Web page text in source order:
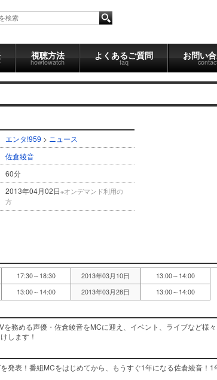
視聴方法
howtowatch
よくあるご質問
faq
お問い
エンタ!959 > ニュース
佐倉綾音
60分
2013年04月02日※オンデマンド利用の
方
17:30～18:30 2013年03月10日
13:00～14:00
13:00～14:00 2013年03月28日 13:00～14:00
務める声優・佐倉綾音をMCに迎え、イベント、ライブなど様
します！
発表！番組MCをはじめてから、もうすぐ1年になる佐倉綾音！1